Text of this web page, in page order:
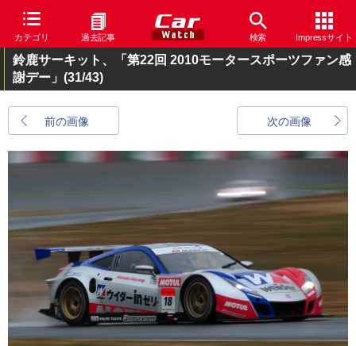
カテゴリ 過去記事 検索 Impressサイト
鈴鹿サーキット、「第22回 2010モータースポーツファン感
謝デー」 (31/43)
前の画像 次の画像